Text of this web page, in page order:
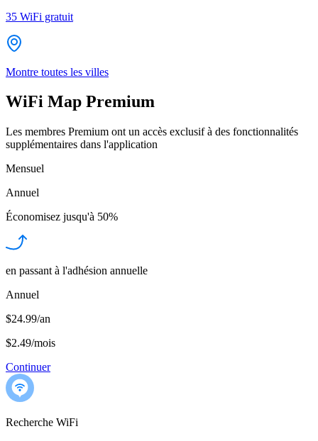
35 WiFi gratuit
Montre toutes les villes
WiFi Map Premium
Les membres Premium ont un accès exclusif à des fonctionnalités
supplémentaires dans l'application
Mensuel
Annuel
Économisez jusqu'à 50%
en passant à l'adhésion annuelle
Annuel
$24.99/an
$2.49/mois
Continuer
Recherche WiFi